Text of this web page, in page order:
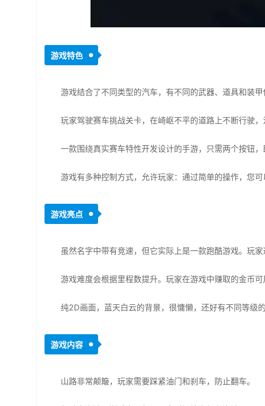
游戏特色
游戏结合了不同类型的汽车，有不同的武器、道具和装
玩家驾驶赛车挑战关卡，在崎岖不平的道路上不断行驶
一款围绕真实赛车特性开发设计的手游，只需两个按钮，
游戏有多种控制方式，允许玩家：通过简单的操作，您可
游戏亮点
虽然名字中带有竞速，但它实际上是一款跑酷游戏。玩
游戏难度会根据里程数提升。玩家在游戏中赚取的金币
纯2D画面，蓝天白云的背景，很慵懒，还好有不同等级
游戏内容
山路非常颠簸，玩家需要踩紧油门和刹车，防止翻车。